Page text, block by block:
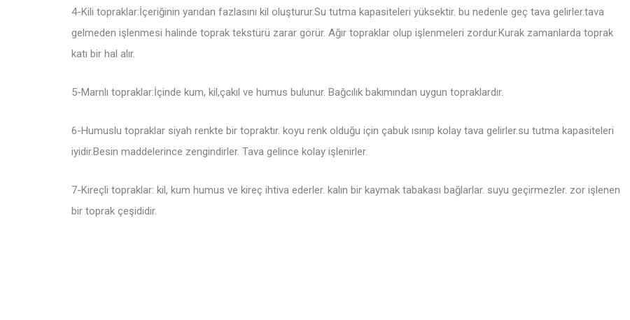
4-Kili topraklar:İçeriğinin yarıdan fazlasını kil oluşturur.Su tutma kapasiteleri yüksektir. bu nedenle geç tava gelirler.tava
gelmeden işlenmesi halinde toprak tekstürü zarar görür. Ağır topraklar olup işlenmeleri zordur.Kurak zamanlarda toprak
katı bir hal alır.
5-Marnlı topraklar:İçinde kum, kil,çakıl ve humus bulunur. Bağcılık bakımından uygun topraklardır.
6-Humuslu topraklar siyah renkte bir topraktır. koyu renk olduğu için çabuk ısınıp kolay tava gelirler.su tutma kapasiteleri
iyidir.Besin maddelerince zengindirler. Tava gelince kolay işlenirler.
7-Kireçli topraklar: kil, kum humus ve kireç ihtiva ederler. kalın bir kaymak tabakası bağlarlar. suyu geçirmezler. zor işlenen
bir toprak çeşididir.